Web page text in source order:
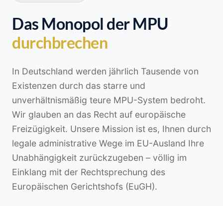
Das Monopol der MPU
durchbrechen
In Deutschland werden jährlich Tausende von
Existenzen durch das starre und
unverhältnismäßig teure MPU-System bedroht.
Wir glauben an das Recht auf europäische
Freizügigkeit. Unsere Mission ist es, Ihnen durch
legale administrative Wege im EU-Ausland Ihre
Unabhängigkeit zurückzugeben – völlig im
Einklang mit der Rechtsprechung des
Europäischen Gerichtshofs (EuGH).